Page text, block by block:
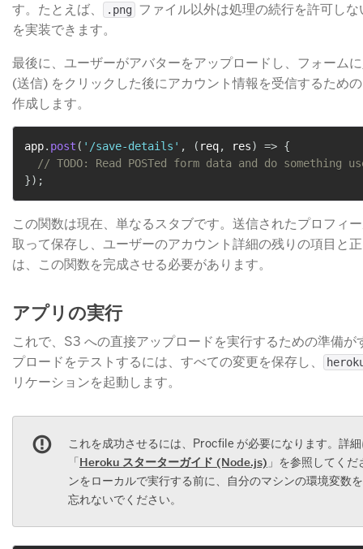
す。たとえば、
.png
ファイル以外は処理の続行を許可し
を実装できます。
最後に、ユーザーがアバターをアップロードし、フォーム
(送信) をクリックした後にアカウント情報を受信するため
作成します。
app. post ( '/save-details' , ( req, res) => {
// TODO: Read POSTed form data and do something
}) ;
この関数は現在、単なるスタブです。送信されたプロフィ
取って保存し、ユーザーのアカウント詳細の残りの項目と
は、この関数を完成させる必要があります。
アプリの実行
これで、S3 への直接アップロードを実行するための準備が
プロードをテストするには、すべての変更を保存し、
リケーションを起動します。
これを成功させるには、Procfile が必要になります。詳
「Heroku スターターガイド (Node.js) 」を参照してく
ンをローカルで実行する前に、自分のマシンの環境変数
忘れないでください。